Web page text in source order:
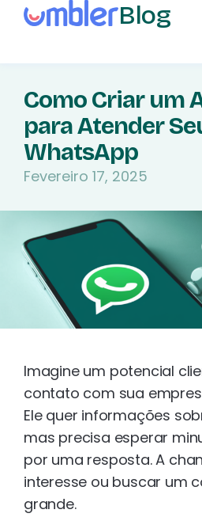
Blog
Como Criar um
para Atender
WhatsApp
Fevereiro 17, 2025
Imagine um potencial
contato com sua
Ele quer informações
mas precisa esperar
por uma resposta. A
interesse ou buscar um
grande.